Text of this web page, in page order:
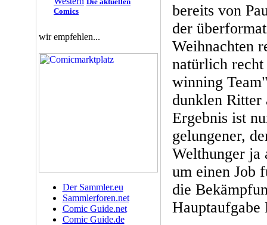
Comics
wir empfehlen...
Der Sammler.eu
Sammlerforen.net
Comic Guide.net
Comic Guide.de
bereits von
der
Weihnachten
natürlich recht
winning
dunklen Ritter
Ergebnis ist
gelungener,
Welthunger ja
um einen Job
die
Hauptaufgabe